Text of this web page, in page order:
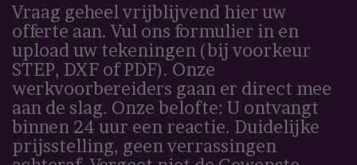
Vraag geheel vrijblijvend hier uw
offerte aan. Vul ons formulier in en
upload uw tekeningen (bij voorkeur
STEP, DXF of PDF). Onze
werkvoorbereiders gaan er direct mee
aan de slag. Onze belofte: U ontvangt
binnen 24 uur een reactie. Duidelijke
prijsstelling, geen verrassingen